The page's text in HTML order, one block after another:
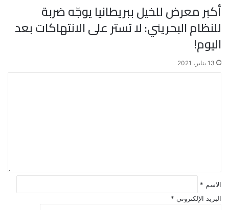
أكبر معرض للخيل ببريطانيا يوجّه ضربة
للنظام البحريني: لا تستر على الانتهاكات بعد
اليوم!
13 يناير، 2021
الاسم *
البريد الإلكتروني *